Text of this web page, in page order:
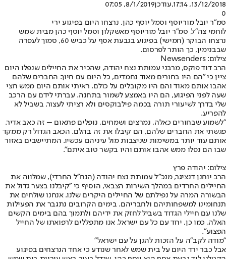
13/12/2018, 17:14
,עודכן8/1/2019, 07:05
0
סמ"ר יובל מוריוסף וסמל יוסף כהן, נרצחו היום בפיגוע ירי
לוחמי צה"ל, סמ"ר יובל מוריוסף מאשקלון וסמל יוסף כהן מבית שמש
נרצחו הבוקר (חמישי) בפיגוע בגבעת אסף על כביש 60, סמוך לעפרה
שבבנימין, כך הותר לפרסום.
צילום: Newsenders
הרב דוד פוקס, מרבני עמותת נצח יהודה, שהכיר את החיילים שנפלו היום
ציין כי "הם היו בחורים מאוד נחמדים, כל היום עם חיוך. החברים שלהם
אהבו אותם מאוד והם היו מקובלים על כולם. ראיתי אותם היום ממש חצי
שעה לפני הפיגוע, הם היו באמצע לשמור בתחנה. עברתי לידם עם הרכב
שלי בדרך לשיעורי תורה בכמה פילבוקסים ולא רציתי לעצור, בשביל לא
להפריע.
"לשמוע שבחורים כאלה, נמרצים ושמחים, נופלים פתאום – זה כאב אדיר.
פגשתי את החברים שלהם, הם קיבלו את זה בהלם. הכאב הגדול רק ממקד
אותם עוד יותר במשימות שניצבות מול עיניהם עכשיו. המתיישבים באזור
שבו הם נפלו ממש אהבו אותם והיו בקשר טוב איתם".
צילום: יהודה פרץ
הרב יוחנן דנציגר, מנכ"ל עמותת נצח יהודה (הנח"ל החרדי), שמלווה את
החיילים החרדים במהלך השירות הצבאי, הוסיף כי "קיבלנו בצער גדול את
הבשורה המרה על נפילתם של החיילים היקרים שלנו. אנחנו שולחים את
תנחומינו למשפחותיהם ולחבריהם. בימים הקרובים נתגבר את הפעילות
שלנו עם חיילי הגדוד בשביל לחזק את ידיהם ולתמוך בהם בימים הקשים
האלה. כמו כן, יחד עם כל עם ישראל, אנו מתפללים לרפואתו של החייל
הפצוע".
"מודה לקב"ה על הזכות להגן על עם ישראל"
אבל כבר ירד היום על בית שמש לאחר שנודע כי אחד הנרצחים בפיגוע